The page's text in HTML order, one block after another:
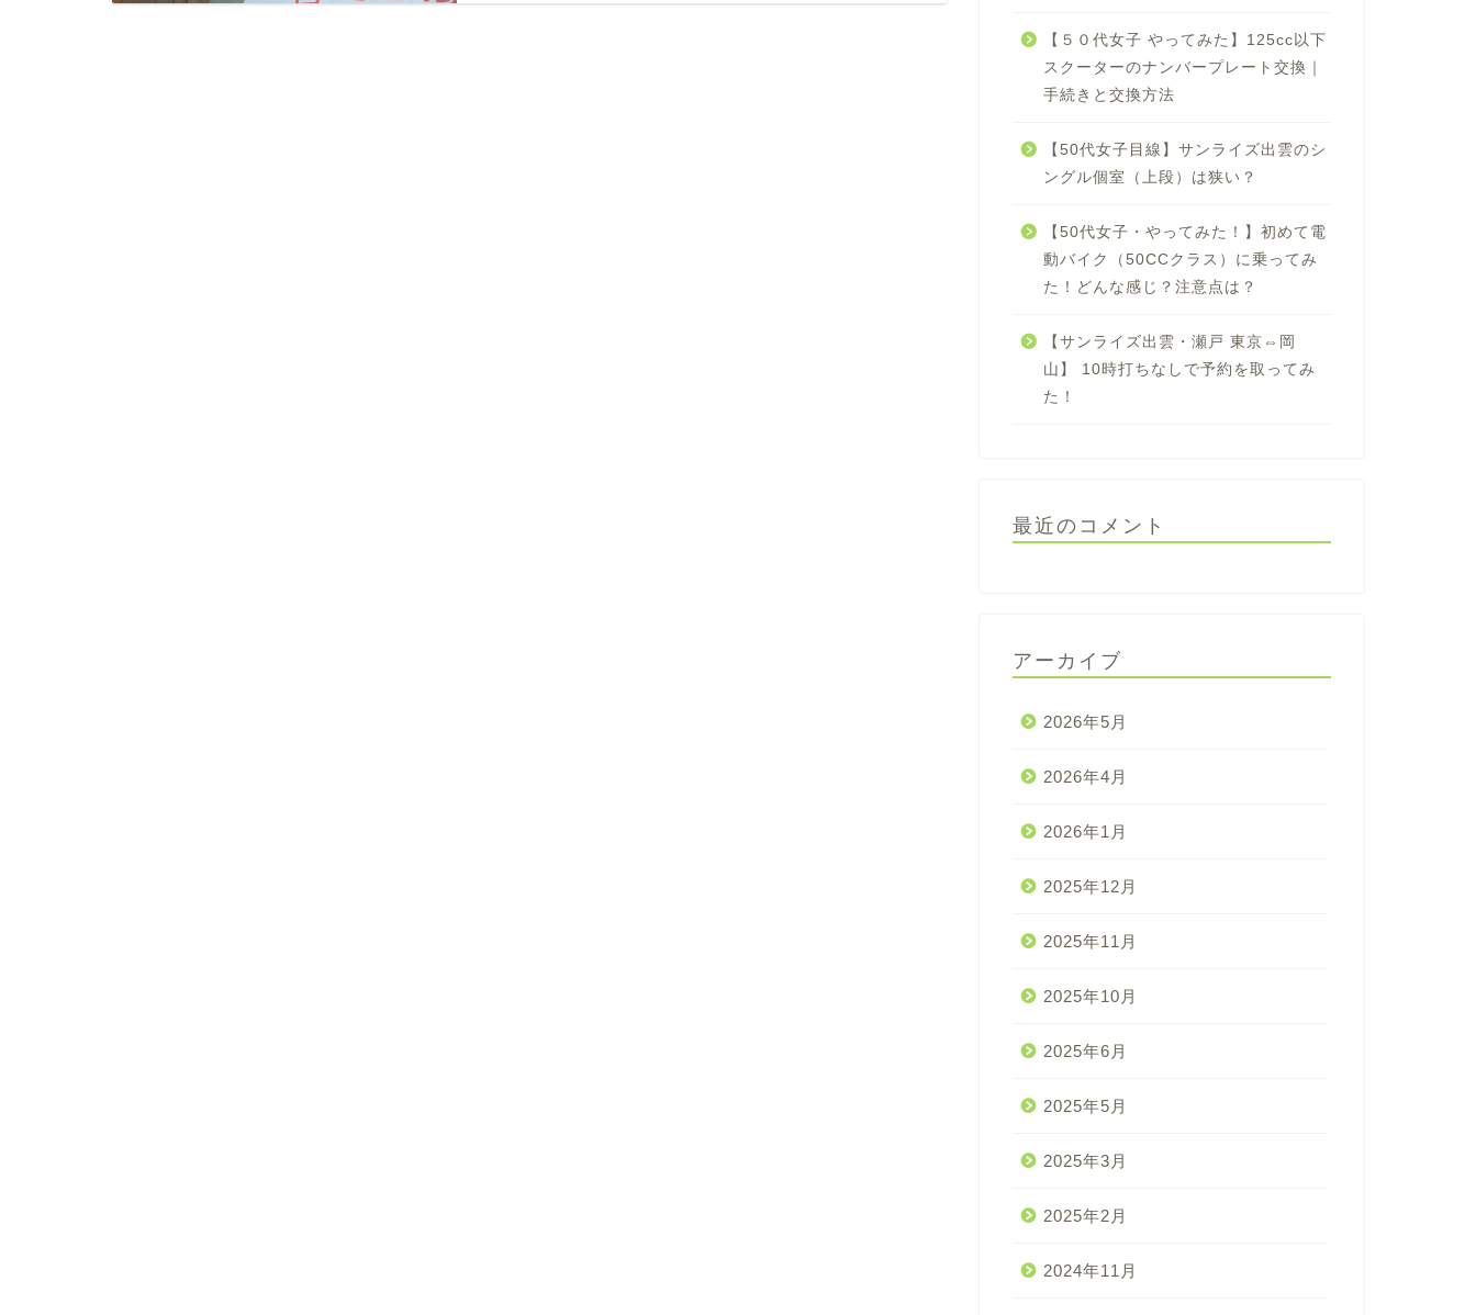
【５０代女子 やってみた】125cc以下
スクーターのナンバープレート交換｜
手続きと交換方法
【50代女子目線】サンライズ出雲のシ
ングル個室（上段）は狭い？
【50代女子・やってみた！】初めて電
動バイク（50CCクラス）に乗ってみ
た！どんな感じ？注意点は？
【サンライズ出雲・瀬戸 東京⇔岡
山】 10時打ちなしで予約を取ってみ
た！
最近のコメント
アーカイブ
2026年5月
2026年4月
2026年1月
2025年12月
2025年11月
2025年10月
2025年6月
2025年5月
2025年3月
2025年2月
2024年11月